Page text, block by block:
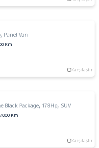
, Panel Van
Km
Karşılaştır
Black Package,178Hp, SUV
Km
Karşılaştır